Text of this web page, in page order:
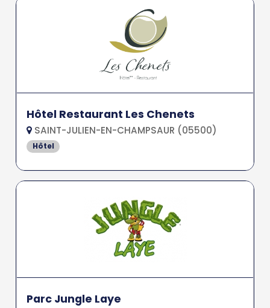
Hôtel Restaurant Les Chenets
SAINT-JULIEN-EN-CHAMPSAUR (05500)
Hôtel
Parc Jungle Laye